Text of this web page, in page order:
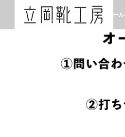
ホーム プロフィール